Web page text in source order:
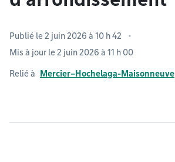
Publié le 2 juin 2026 à 10 h 42
Mis à jour le 2 juin 2026 à 11 h 00
Relié à Mercier–Hochelaga-Maisonneuve